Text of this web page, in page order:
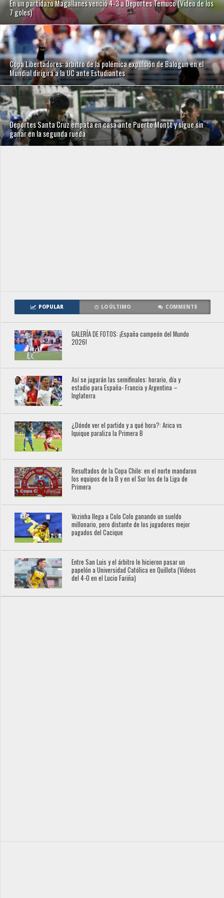
En un partidazo Magallanes venció 4-3 a Deportes Temuco (Video de los
7 goles)
Copa Libertadores: árbitro de la polémica expulsión de Balogun en el
Mundial dirigirá a la UC ante Estudiantes
Deportes Santa Cruz empata en casa ante Puerto Montt y sigue sin
ganar en la segunda rueda
POPULAR LO ÚLTIMO COMMENTS
GALERÍA DE FOTOS: ¡España campeón del Mundo
2026!
Así se jugarán las semifinales: horario, día y
estadio para España- Francia y Argentina –
Inglaterra
¿Dónde ver el partido y a qué hora?: Arica vs
Iquique paraliza la Primera B
Resultados de la Copa Chile: en el norte mandaron
los equipos de la B y en el Sur los de la Liga de
Primera
Vozinha llega a Colo Colo ganando un sueldo
millonario, pero distante de los jugadores mejor
pagados del Cacique
Entre San Luis y el árbitro le hicieron pasar un
papelón a Universidad Católica en Quillota (Videos
del 4-0 en el Lucio Fariña)